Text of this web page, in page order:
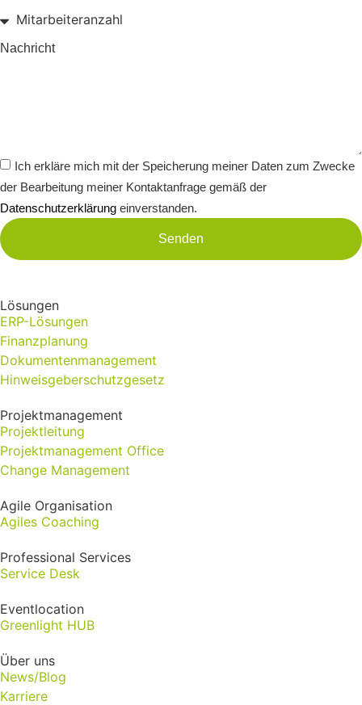
Nachricht
Ich erkläre mich mit der Speicherung meiner Daten zum Zwecke
der Bearbeitung meiner Kontaktanfrage gemäß der
Datenschutzerklärung einverstanden.
Senden
Lösungen
ERP-Lösungen
Finanzplanung
Dokumentenmanagement
Hinweisgeberschutzgesetz
Projektmanagement
Projektleitung
Projektmanagement Office
Change Management
Agile Organisation
Agiles Coaching
Professional Services
Service Desk
Eventlocation
Greenlight HUB
Über uns
News/Blog
Karriere